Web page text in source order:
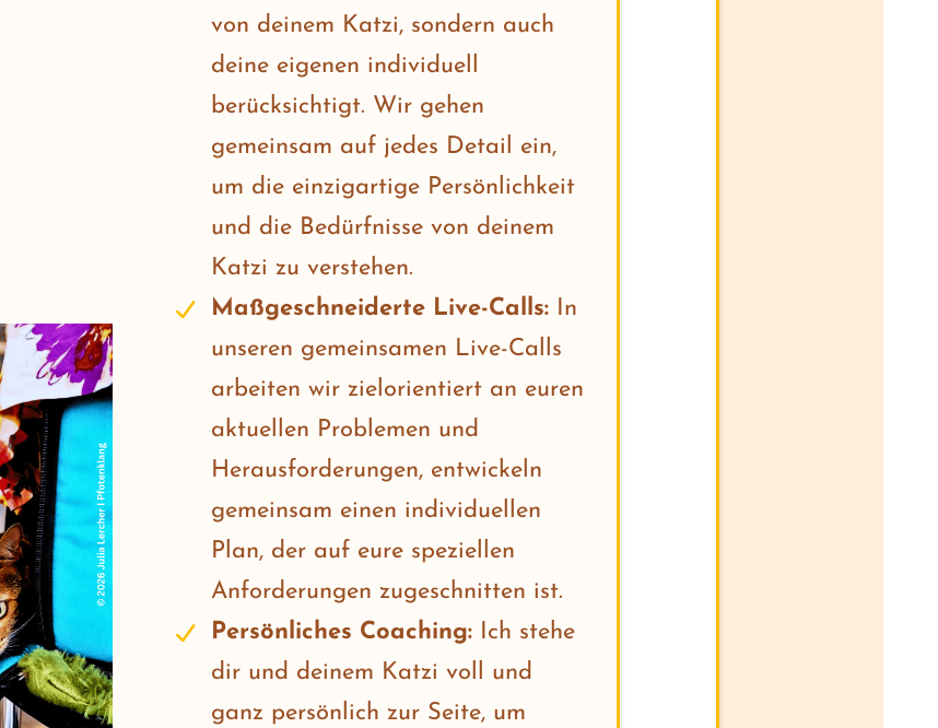
von deinem Katzi, sondern auch
deine eigenen individuell
berücksichtigt. Wir gehen
gemeinsam auf jedes Detail ein,
um die einzigartige Persönlichkeit
und die Bedürfnisse von deinem
Katzi zu verstehen.
Maßgeschneiderte Live-Calls: In
unseren gemeinsamen Live-Calls
arbeiten wir zielorientiert an euren
aktuellen Problemen und
Herausforderungen, entwickeln
gemeinsam einen individuellen
Plan, der auf eure speziellen
Anforderungen zugeschnitten ist.
Persönliches Coaching:Ich stehe
dir und deinem Katzi voll und
ganz persönlich zur Seite, um